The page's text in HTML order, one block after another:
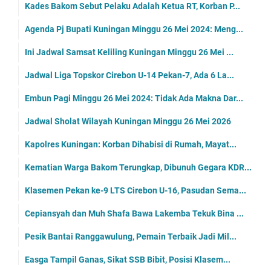
Kades Bakom Sebut Pelaku Adalah Ketua RT, Korban P...
Agenda Pj Bupati Kuningan Minggu 26 Mei 2024: Meng...
Ini Jadwal Samsat Keliling Kuningan Minggu 26 Mei ...
Jadwal Liga Topskor Cirebon U-14 Pekan-7, Ada 6 La...
Embun Pagi Minggu 26 Mei 2024: Tidak Ada Makna Dar...
Jadwal Sholat Wilayah Kuningan Minggu 26 Mei 2026
Kapolres Kuningan: Korban Dihabisi di Rumah, Mayat...
Kematian Warga Bakom Terungkap, Dibunuh Gegara KDR...
Klasemen Pekan ke-9 LTS Cirebon U-16, Pasudan Sema...
Cepiansyah dan Muh Shafa Bawa Lakemba Tekuk Bina ...
Pesik Bantai Ranggawulung, Pemain Terbaik Jadi Mil...
Easga Tampil Ganas, Sikat SSB Bibit, Posisi Klasem...